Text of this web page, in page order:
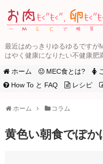
最近はめっきりゆるゆるですが
はやく健康になりたい不健康肥
ホーム MEC食とは?
How To と FAQ
レシピ
ホーム コラム
黄色い朝食でぽか